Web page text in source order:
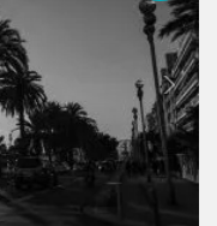
Suivant